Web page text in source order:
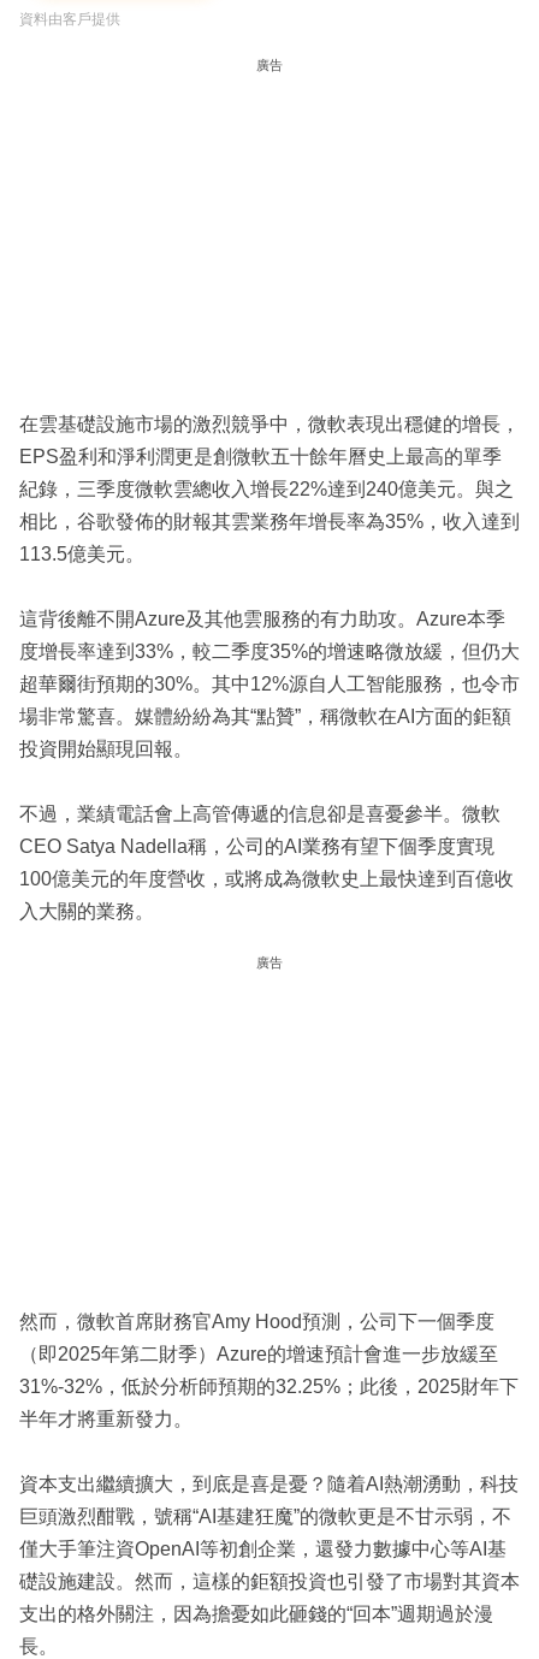
資料由客戶提供
廣告
在雲基礎設施市場的激烈競爭中，微軟表現出穩健的增長，
EPS盈利和淨利潤更是創微軟五十餘年曆史上最高的單季
紀錄，三季度微軟雲總收入增長22%達到240億美元。與之
相比，谷歌發佈的財報其雲業務年增長率為35%，收入達到
113.5億美元。
這背後離不開Azure及其他雲服務的有力助攻。Azure本季
度增長率達到33%，較二季度35%的增速略微放緩，但仍大
超華爾街預期的30%。其中12%源自人工智能服務，也令市
場非常驚喜。媒體紛紛為其“點贊”，稱微軟在AI方面的鉅額
投資開始顯現回報。
不過，業績電話會上高管傳遞的信息卻是喜憂參半。微軟
CEO Satya Nadella稱，公司的AI業務有望下個季度實現
100億美元的年度營收，或將成為微軟史上最快達到百億收
入大關的業務。
廣告
然而，微軟首席財務官Amy Hood預測，公司下一個季度
（即2025年第二財季）Azure的增速預計會進一步放緩至
31%-32%，低於分析師預期的32.25%；此後，2025財年下
半年才將重新發力。
資本支出繼續擴大，到底是喜是憂？隨着AI熱潮湧動，科技
巨頭激烈酣戰，號稱“AI基建狂魔”的微軟更是不甘示弱，不
僅大手筆注資OpenAI等初創企業，還發力數據中心等AI基
礎設施建設。然而，這樣的鉅額投資也引發了市場對其資本
支出的格外關注，因為擔憂如此砸錢的“回本”週期過於漫
長。